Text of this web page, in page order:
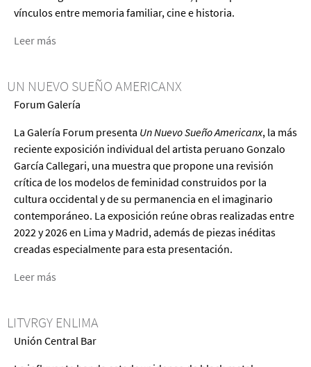
vínculos entre memoria familiar, cine e historia.
Leer más
Films
de
Kisner
UN NUEVO SUEÑO AMERICANX
Forum Galería
La Galería Forum presenta Un Nuevo Sueño Americanx, la más
reciente exposición individual del artista peruano Gonzalo
García Callegari, una muestra que propone una revisión
crítica de los modelos de feminidad construidos por la
cultura occidental y de su permanencia en el imaginario
contemporáneo. La exposición reúne obras realizadas entre
2022 y 2026 en Lima y Madrid, además de piezas inéditas
creadas especialmente para esta presentación.
Leer más
Nuevo
Sueño
LITVRGY ENLIMA
Unión Central Bar